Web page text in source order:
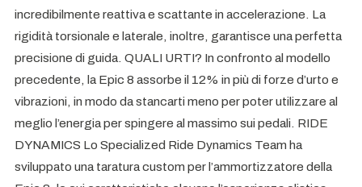
incredibilmente reattiva e scattante in accelerazione. La
rigidità torsionale e laterale, inoltre, garantisce una perfetta
precisione di guida. QUALI URTI? In confronto al modello
precedente, la Epic 8 assorbe il 12% in più di forze d’urto e
vibrazioni, in modo da stancarti meno per poter utilizzare al
meglio l’energia per spingere al massimo sui pedali. RIDE
DYNAMICS Lo Specialized Ride Dynamics Team ha
sviluppato una taratura custom per l’ammortizzatore della